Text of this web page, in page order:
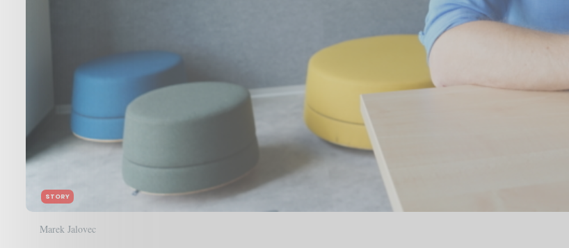
STORY
Marek Jalovec